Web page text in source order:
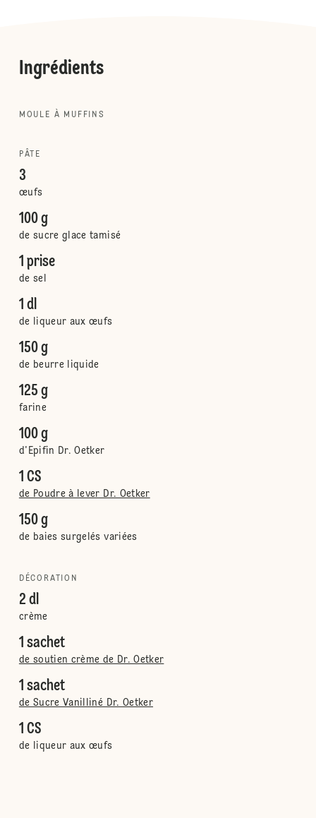
Ingrédients
MOULE À MUFFINS
PÂTE
3
œufs
100 g
de sucre glace tamisé
1 prise
de sel
1 dl
de liqueur aux œufs
150 g
de beurre liquide
125 g
farine
100 g
d'Epifin Dr. Oetker
1 CS
de Poudre à lever Dr. Oetker
150 g
de baies surgelés variées
DÉCORATION
2 dl
crème
1 sachet
de soutien crème de Dr. Oetker
1 sachet
de Sucre Vanilliné Dr. Oetker
1 CS
de liqueur aux œufs